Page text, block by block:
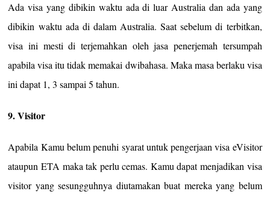
Ada visa yang dibikin waktu ada di luar Australia dan ada yang
dibikin waktu ada di dalam Australia. Saat sebelum di terbitkan,
visa ini mesti di terjemahkan oleh jasa penerjemah tersumpah
apabila visa itu tidak memakai dwibahasa. Maka masa berlaku visa
ini dapat 1, 3 sampai 5 tahun.
9. Visitor
Apabila Kamu belum penuhi syarat untuk pengerjaan visa eVisitor
ataupun ETA maka tak perlu cemas. Kamu dapat menjadikan visa
visitor yang sesungguhnya diutamakan buat mereka yang belum